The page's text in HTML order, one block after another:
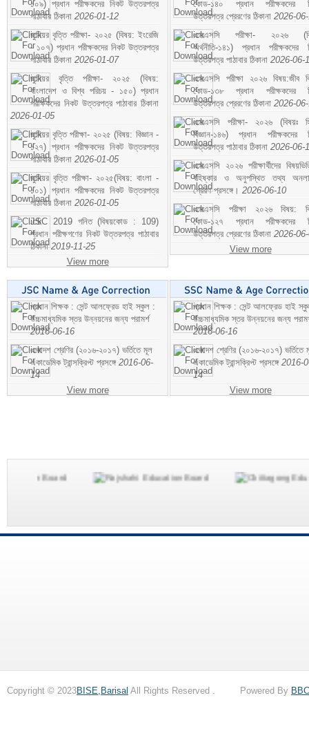
১০৯) প্রধান পরীক্ষকদের নিকট উত্তরপত্র
পাঠাবার ঠিকানা 2026-01-12
জুনিয়র বৃত্তি পরীক্ষা- ২০২৫ (বিষয়: ইংরেজি
- ১০৭) প্রধান পরীক্ষকদের নিকট উত্তরপত্র
পাঠাবার ঠিকানা 2026-01-07
জুনিয়র বৃত্তি পরীক্ষা- ২০২৫ (বিষয়:
বাংলাদেশ ও বিশ্ব পরিচয় - ১৫০) প্রধান
পরীক্ষকদের নিকট উত্তরপত্র পাঠাবার ঠিকানা
2026-01-05
জুনিয়র বৃত্তি পরীক্ষা- ২০২৫ (বিষয়: বিজ্ঞান -
১২৭) প্রধান পরীক্ষকদের নিকট উত্তরপত্র
পাঠাবার ঠিকানা 2026-01-05
জুনিয়র বৃত্তি পরীক্ষা- ২০২৫(বিষয়: বাংলা -
১০১) প্রধান পরীক্ষকদের নিকট উত্তরপত্র
পাঠাবার ঠিকানা 2026-01-05
JSC 2019 গনিত (বিষয়কোড : 109)
প্রধান পরীক্ষগণের নিকট উত্তরপত্র পাঠাবার
ঠিকানা2019-11-25
View more
কোড-১৪০ প্রধান পরীক্ষকদের
উত্তরপত্র প্রেরণের ঠিকানা 2026-
এসএসসি পরীক্ষা- ২০২৬
অর্থনীতি-১৪১) প্রধান পরীক্ষকদের
উত্তরপত্র পাঠাবার ঠিকানা 2026-06-
এসএসসি পরীক্ষা ২০২৬ বিষয়:জীব
কোড-১৩৮ প্রধান পরীক্ষকদের
উত্তরপত্র প্রেরণের ঠিকানা 2026-
এসএসসি পরীক্ষা- ২০২৬ (বিষয়ঃ
বিজ্ঞান-১৪৬) প্রধান পরীক্ষকদের
উত্তরপত্র পাঠাবার ঠিকানা 2026-06-
এসএসসি ২০২৬ পরীক্ষার্থীদের
বহিষ্কার ও অনুপস্থিত তথ্য
প্রেরণ প্রসঙ্গে। 2026-06-10
এসএসসি পরীক্ষা ২০২৬ বিষয়:
কোড-১২৭ প্রধান পরীক্ষকদের
উত্তরপত্র প্রেরণের ঠিকানা 2026-
View more
প্রধান শিক্ষক : সেন্ট আলফ্রেড হাই স্কুল :
উচ্চমাধ্যমিক স্তর উন্নয়নের জন্য পরামর্শ
2016-06-16
একাদশ শ্রেণির (২০১৬-২০১৭) ভর্তিতে মূল
একাডেমিক ট্রান্সক্রিপ্ট প্রসঙ্গে 2016-06-
14
View more
প্রধান শিক্ষক : সেন্ট আলফ্রেড হাই
উচ্চমাধ্যমিক স্তর উন্নয়নের জন্য
2016-06-16
একাদশ শ্রেণির (২০১৬-২০১৭) ভর্তিতে
একাডেমিক ট্রান্সক্রিপ্ট প্রসঙ্গে 2016-
14
View more
Copyright © 2023BISE,Barisal All Rights Reserved . Powered By